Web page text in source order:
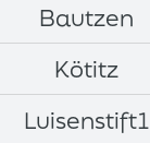
Bautzen
Kötitz
Luisenstift1